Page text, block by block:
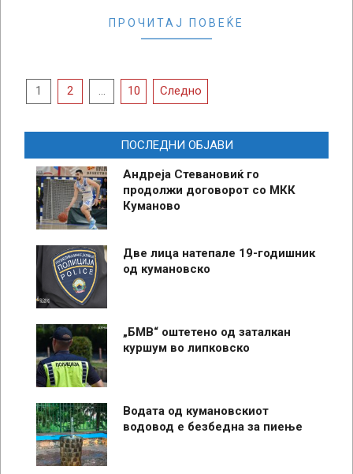
ПРОЧИТАЈ ПОВЕЌЕ
Posts
1 2 … 10 Следно
ПОСЛЕДНИ ОБЈАВИ
Андреја Стевановиќ го
продолжи договорот со МКК
Куманово
Две лица натепале 19-годишник
од кумановско
„БМВ“ оштетено од заталкан
куршум во липковско
Водата од кумановскиот
водовод е безбедна за пиење